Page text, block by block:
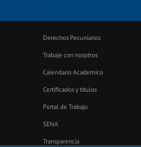
Derechos Pecuniarios
Trabaje con nosotros
Calendario Academico
Certificados y títulos
Portal de Trabajo
SENA
Transparencia